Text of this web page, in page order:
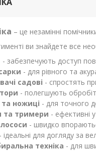
– це незамінні
ви знайдете все
- забезпечують доступ
- для рівного та
садові - спростять
- полегшують
ножиці - для точного
та тримери - ефективні
- швидко
для догляду за
техніка - для